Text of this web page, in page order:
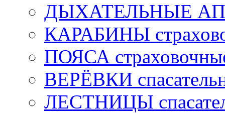
ДЫХАТЕЛЬНЫЕ
КАРАБИНЫ
ПОЯСА
ВЕРЁВКИ
ЛЕСТНИЦЫ